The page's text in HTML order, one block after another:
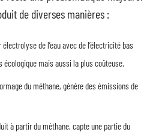
de diverses manières :
de l’eau avec de l’électricité bas
écologique mais aussi la plus coûteuse.
du méthane, génère des émissions de
à partir du méthane, capte une partie du